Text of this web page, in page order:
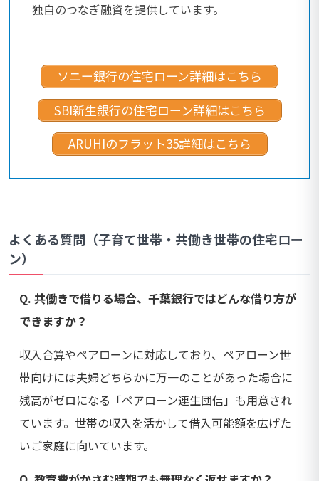
独自のつなぎ融資を提供しています。
ソニー銀行の住宅ローン詳細はこちら
SBI新生銀行の住宅ローン詳細はこちら
ARUHIのフラット35詳細はこちら
よくある質問（子育て世帯・共働き世帯の住宅ロー
ン）
Q. 共働きで借りる場合、千葉銀行ではどんな借り方が
できますか？
収入合算やペアローンに対応しており、ペアローン世
帯向けには夫婦どちらかに万一のことがあった場合に
残高がゼロになる「ペアローン連生団信」も用意され
ています。世帯の収入を活かして借入可能額を広げた
いご家庭に向いています。